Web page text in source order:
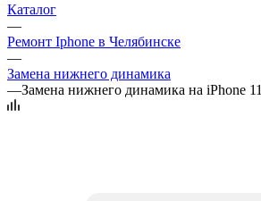
Каталог
—
Ремонт Iphone в Челябинске
—
Замена нижнего динамика
—Замена нижнего динамика на iPhone 11